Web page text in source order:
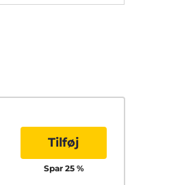
Tilføj
Spar 25%